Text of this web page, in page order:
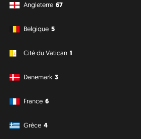
Angleterre 67
Belgique 5
Cité du Vatican 1
Danemark 3
France 6
Grèce 4